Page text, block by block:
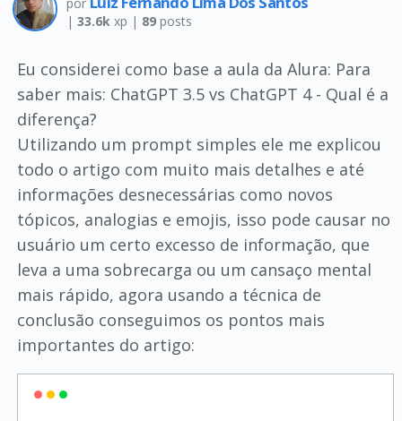
| 33.6kxp | 89posts
Eu considerei como base a aula da Alura: Para
saber mais: ChatGPT 3.5 vs ChatGPT 4 - Qual é a
diferença?
Utilizando um prompt simples ele me explicou
todo o artigo com muito mais detalhes e até
informações desnecessárias como novos
tópicos, analogias e emojis, isso pode causar no
usuário um certo excesso de informação, que
leva a uma sobrecarga ou um cansaço mental
mais rápido, agora usando a técnica de
conclusão conseguimos os pontos mais
importantes do artigo: